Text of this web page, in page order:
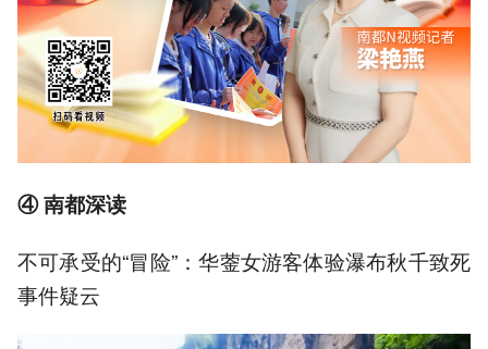
④ 南都深读
不可承受的“冒险”：华蓥女游客体验瀑布秋千致死
事件疑云